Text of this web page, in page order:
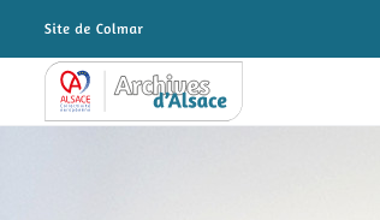
Archives Alsace - Colmar